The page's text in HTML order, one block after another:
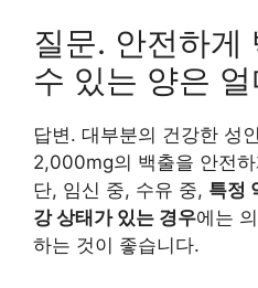
질문. 안전하게
수 있는 양은
답변. 대부분의 건강한 성
2,000mg의 백출을 안전
단, 임신 중, 수유 중, 특정
강 상태가 있는 경우에는
하는 것이 좋습니다.